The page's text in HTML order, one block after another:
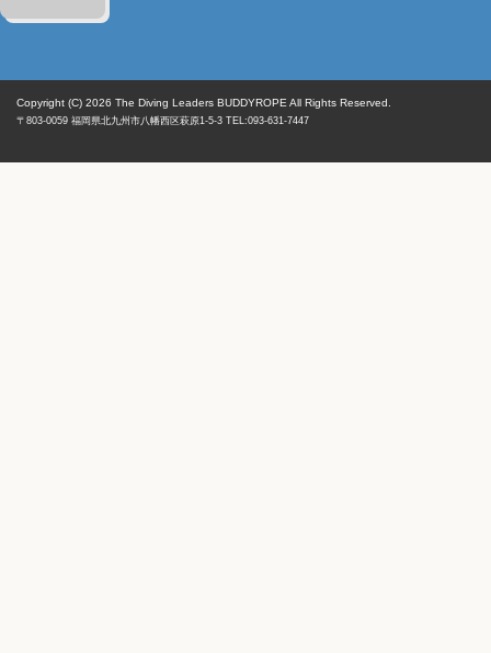
Copyright (C) 2026 The Diving Leaders BUDDYROPE All Rights Reserved.
〒803-0059 福岡県北九州市八幡西区萩原1-5-3 TEL:093-631-7447